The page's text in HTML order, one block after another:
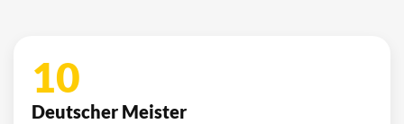
10
Deutscher Meister